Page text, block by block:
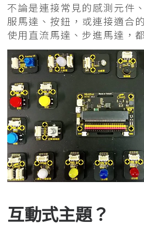
不論是連接常見的感測元件
服馬達、按鈕，或連接適合
使用直流馬達、步進馬達，
互動式主題？